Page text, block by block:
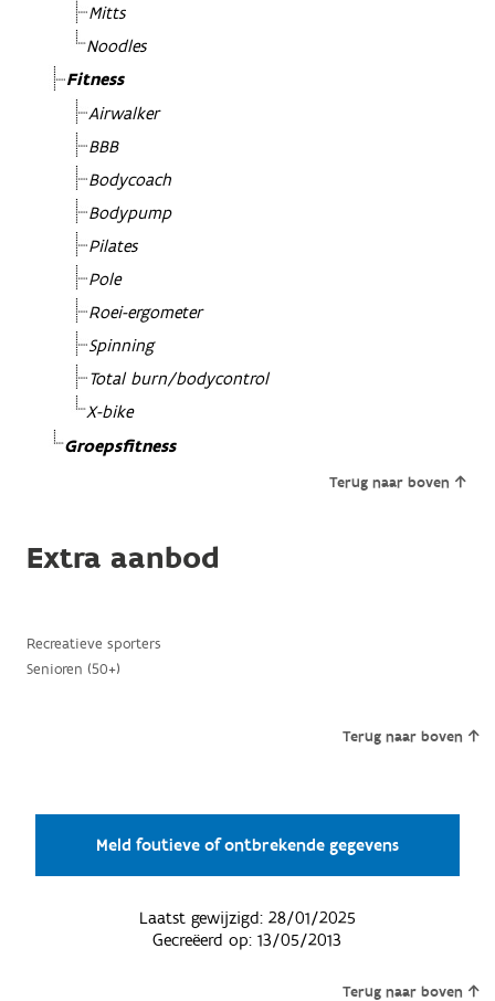
Mitts
Noodles
Fitness
Airwalker
BBB
Bodycoach
Bodypump
Pilates
Pole
Roei-ergometer
Spinning
Total burn/bodycontrol
X-bike
Groepsfitness
Terug naar boven
Extra aanbod
Recreatieve sporters
Senioren (50+)
Terug naar boven
Meld foutieve of ontbrekende gegevens
Laatst gewijzigd: 28/01/2025
Gecreëerd op:13/05/2013
Terug naar boven